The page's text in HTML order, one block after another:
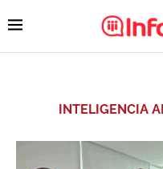
INTELIGENCIA